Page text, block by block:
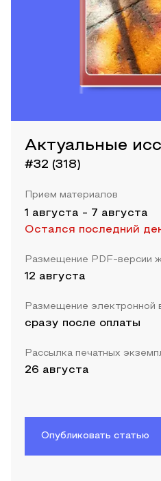
Актуальные
#32 (318)
Прием материалов
1 августа - 7 августа
Остался последний
Размещение PDF-версии
12 августа
Размещение электронной
сразу после оплаты
Рассылка печатных
26 августа
Опубликовать статью